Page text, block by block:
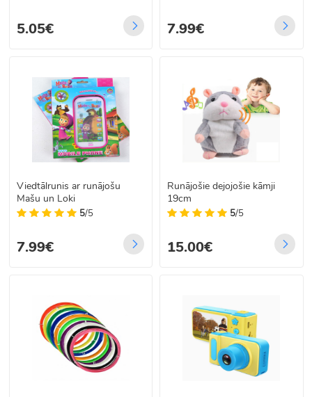
5.05€ 7.99€
Viedtālrunis ar runājošu
Mašu un Loki
5/5
7.99€
Runājošie dejojošie kāmji
19cm
5/5
15.00€